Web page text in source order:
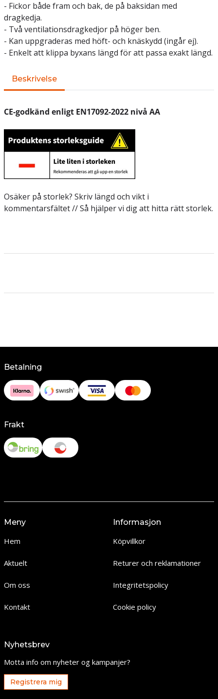
- Fickor både fram och bak, de på baksidan med
dragkedja.
- Två ventilationsdragkedjor på höger ben.
- Kan uppgraderas med höft- och knäskydd (ingår ej).
- Enkelt att klippa byxans längd för att passa exakt längd.
Beskrivelse
CE-godkänd enligt EN17092-2022 nivå AA
Osäker på storlek? Skriv längd och vikt i
kommentarsfältet // Så hjälper vi dig att hitta rätt storlek.
Betalning
Frakt
Meny
Hem
Aktuelt
Om oss
Kontakt
Informasjon
Köpvillkor
Returer och reklamationer
Integritetspolicy
Cookie policy
Nyhetsbrev
Motta info om nyheter og kampanjer?
Registrera mig